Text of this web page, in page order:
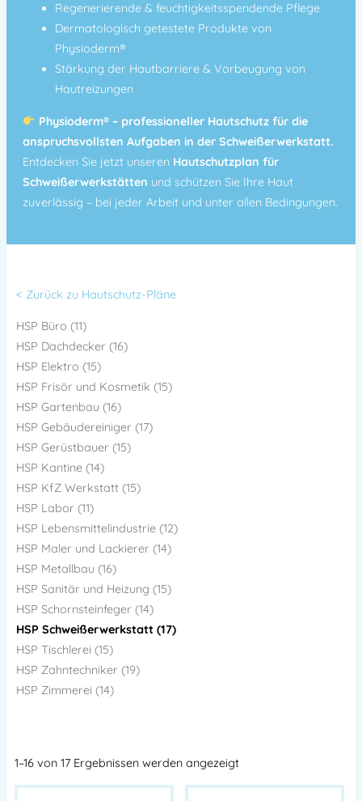
Regenerierende & feuchtigkeitsspendende Pflege
Dermatologisch getestete Produkte von
Physioderm®
Stärkung der Hautbarriere & Vorbeugung von
Hautreizungen
Physioderm® – professioneller Hautschutz für die
anspruchsvollsten Aufgaben in der Schweißerwerkstatt.
Entdecken Sie jetzt unseren Hautschutzplan für
Schweißerwerkstätten und schützen Sie Ihre Haut
zuverlässig – bei jeder Arbeit und unter allen Bedingungen.
< Zurück zu Hautschutz-Pläne
HSP Büro (11)
HSP Dachdecker (16)
HSP Elektro (15)
HSP Frisör und Kosmetik (15)
HSP Gartenbau (16)
HSP Gebäudereiniger (17)
HSP Gerüstbauer (15)
HSP Kantine (14)
HSP KfZ Werkstatt (15)
HSP Labor (11)
HSP Lebensmittelindustrie (12)
HSP Maler und Lackierer (14)
HSP Metallbau (16)
HSP Sanitär und Heizung (15)
HSP Schornsteinfeger (14)
HSP Schweißerwerkstatt (17)
HSP Tischlerei (15)
HSP Zahntechniker (19)
HSP Zimmerei (14)
1–16 von 17 Ergebnissen werden angezeigt